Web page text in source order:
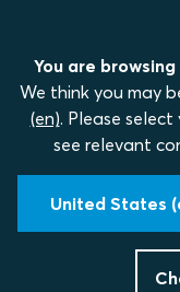
You are
We think you may
(en). Please
see relevant
United States